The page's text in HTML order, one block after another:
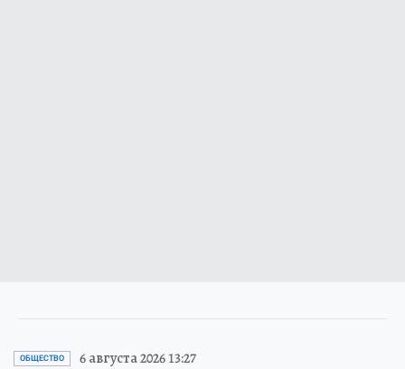
ОБЩЕСТВО 6 августа 2026 13:27